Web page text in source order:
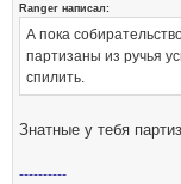
Ranger написал:
А пока
партизаны из ручья
спилить.
Знатные у тебя
----------